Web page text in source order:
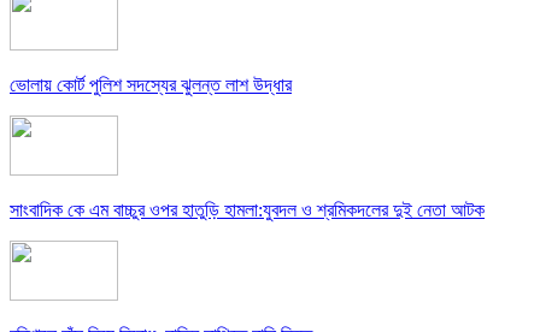
ভোলায় কোর্ট পুলিশ সদস্যের ঝুলন্ত লাশ উদ্ধার
সাংবাদিক কে এম বাচ্চুর ওপর হাতুড়ি হামলা:যুবদল ও শ্রমিকদলের দুই নেতা আটক